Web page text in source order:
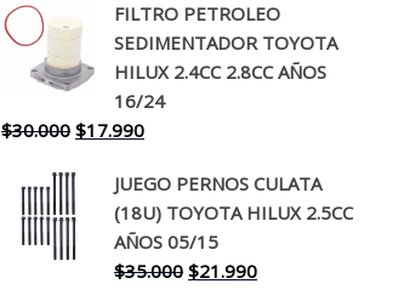
original
era:
$260.000.
actual
es:
$199.990.
FILTRO PETROLEO
SEDIMENTADOR TOYOTA
HILUX 2.4CC 2.8CC AÑOS
16/24
$30.000 El
original
era:
$30.000.
$17.990El
actual
es:
$17.990.
JUEGO PERNOS CULATA
(18U) TOYOTA HILUX 2.5CC
AÑOS 05/15
$35.000 El
$21.990El